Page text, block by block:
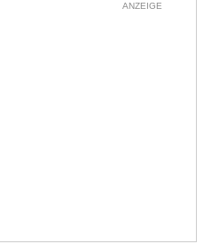
ANZEIGE